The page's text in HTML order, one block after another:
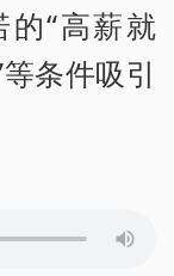
的“高薪就
条件吸引